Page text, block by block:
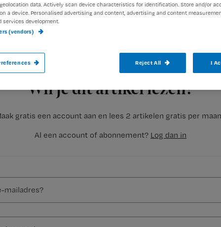
Wil je dit artikel lezen?
gratis een account aan en lees 2 artikelen gratis per
Al een account of abonnement? Log dan in
‘Van mij hoeft het niet meer’, is een
Maar gaat het dan om zingeving,
maken.
data. Actively scan device characteristics for identification. Store and/or
a device. Personalised advertising and content, advertising and content
services development.
(vendors)
Reject All I